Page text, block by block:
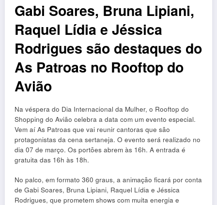
Gabi Soares, Bruna Lipiani,
Raquel Lídia e Jéssica
Rodrigues são destaques do
As Patroas no Rooftop do
Avião
Na véspera do Dia Internacional da Mulher, o Rooftop do
Shopping do Avião celebra a data com um evento especial.
Vem aí As Patroas que vai reunir cantoras que são
protagonistas da cena sertaneja. O evento será realizado no
dia 07 de março. Os portões abrem às 16h. A entrada é
gratuita das 16h às 18h.
No palco, em formato 360 graus, a animação ficará por conta
de Gabi Soares, Bruna Lipiani, Raquel Lídia e Jéssica
Rodrigues, que prometem shows com muita energia e